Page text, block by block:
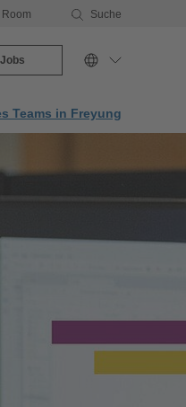
Room Suche
Jobs
Teams in Freyung